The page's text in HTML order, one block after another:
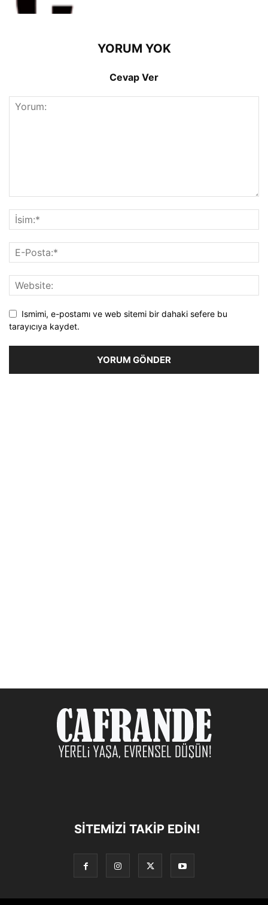
YORUM YOK
Cevap Ver
Ismimi, e-postamı ve web sitemi bir dahaki sefere bu
tarayıcıya kaydet.
SITEMIZI TAKIP EDIN!